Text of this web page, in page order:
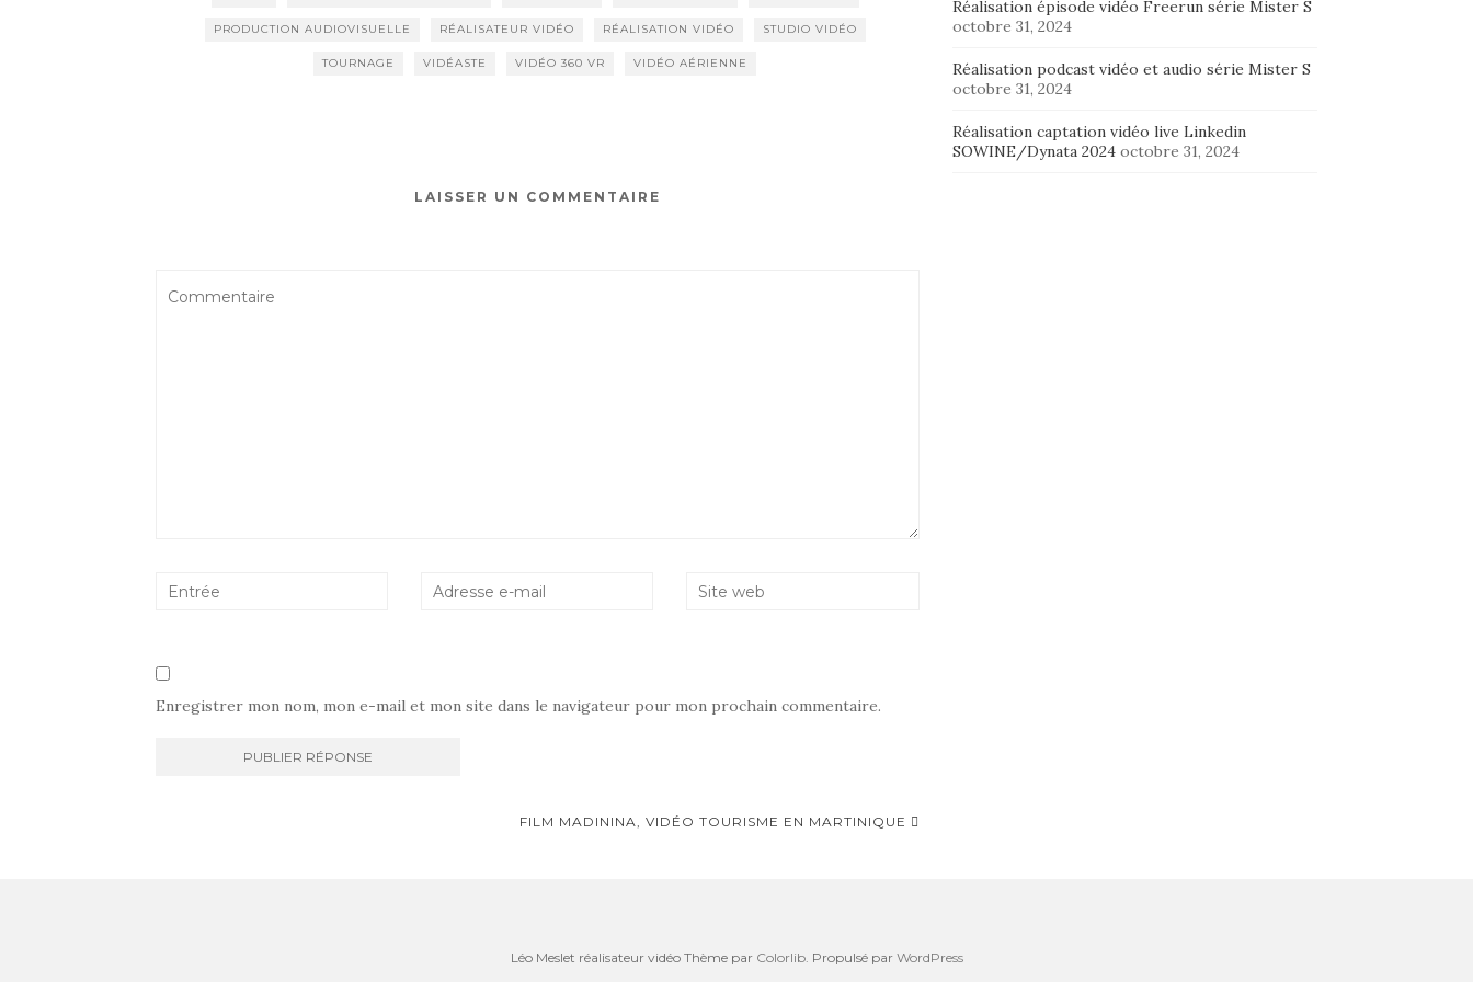
PRODUCTION AUDIOVISUELLE RÉALISATEUR VIDÉO RÉALISATION VIDÉO STUDIO VIDÉO
TOURNAGE VIDÉASTE VIDÉO 360 VR VIDÉO AÉRIENNE
LAISSER UN COMMENTAIRE
Enregistrer mon nom, mon e-mail et mon site dans le navigateur pour mon prochain commentaire.
FILM MADININA, VIDÉO TOURISME EN MARTINIQUE
Réalisation épisode vidéo Freerun série Mister S
octobre 31, 2024
Réalisation podcast vidéo et audio série Mister S
octobre 31, 2024
Réalisation captation vidéo live Linkedin
SOWINE/Dynata 2024 octobre 31, 2024
Léo Meslet réalisateur vidéo Thème par Colorlib. Propulsé par WordPress